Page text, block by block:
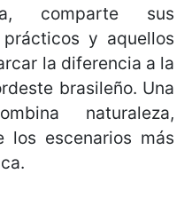
comparte sus
y aquellos
la diferencia a la
brasileño. Una
naturaleza,
los escenarios más